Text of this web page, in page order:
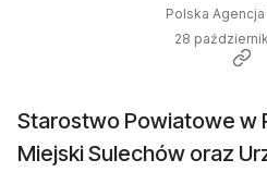
Polska
28
Starostwo Powiatowe w
Miejski Sulechów oraz